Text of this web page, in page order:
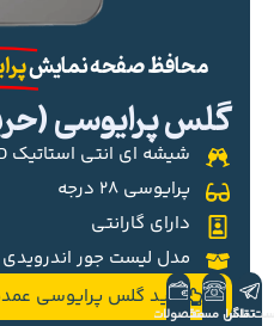
محافظ صفحه نمایش
گلس پرایوسی
شیشه ای انتی استاتیک ESD
پرایوسی ۲۸ درجه
دارای گارانتی
مدل لیست جور اندرویدی
خرید گلس پرایوسی
تلگرام
تماس مستقیم
محصولات